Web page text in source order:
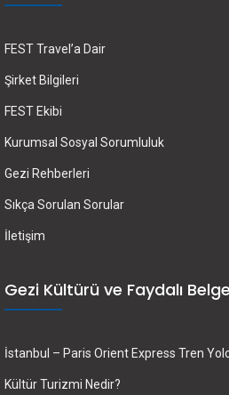
FEST Travel’a Dair
Şirket Bilgileri
FEST Ekibi
Kurumsal Sosyal Sorumluluk
Gezi Rehberleri
Sıkça Sorulan Sorular
İletişim
Gezi Kültürü ve Faydalı
İstanbul – Paris Orient Express Tren
Kültür Turizmi Nedir?